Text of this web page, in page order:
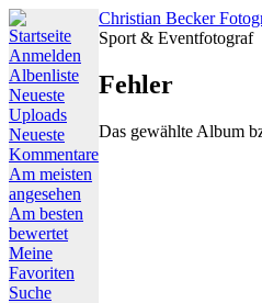
Startseite
Anmelden
Albenliste
Neueste
Uploads
Neueste
Kommentare
Am meisten
angesehen
Am besten
bewertet
Meine
Favoriten
Suche
Christian Becker
Sport & Eventfotograf
Fehler
Das gewählte Album